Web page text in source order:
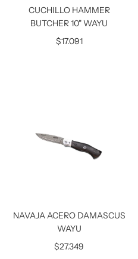
CUCHILLO HAMMER
BUTCHER 10" WAYU
$17.091
NAVAJA ACERO DAMASCUS
WAYU
$27.349